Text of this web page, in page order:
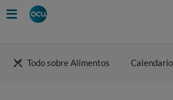
to
Todo sobre Alimentos